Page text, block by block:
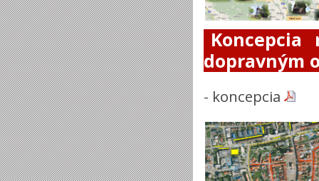
dopravným
- koncepcia